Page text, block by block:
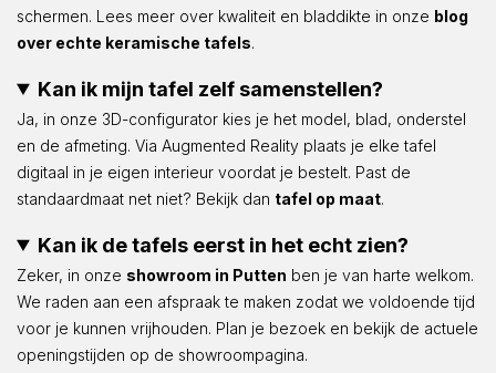
schermen. Lees meer over kwaliteit en bladdikte in onze blog
over echte keramische tafels.
Kan ik mijn tafel zelf samenstellen?
Ja, in onze 3D-configurator kies je het model, blad, onderstel
en de afmeting. Via Augmented Reality plaats je elke tafel
digitaal in je eigen interieur voordat je bestelt. Past de
standaardmaat net niet? Bekijk dan tafel op maat.
Kan ik de tafels eerst in het echt zien?
Zeker, in onze showroom in Putten ben je van harte welkom.
We raden aan een afspraak te maken zodat we voldoende tijd
voor je kunnen vrijhouden. Plan je bezoek en bekijk de actuele
openingstijden op de showroompagina.